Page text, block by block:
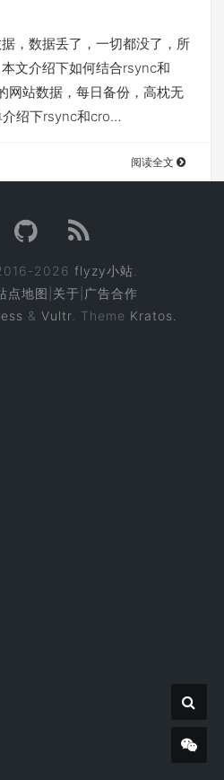
，数据丢了，一切都没了，所
文介绍下如何结合rsync和
网站数据，每日备份，高枕无
绍下rsync和cro…
阅读全文
2026 flyzy小站
点地图 关于 广告合作
& Vultr . Theme Kratos.